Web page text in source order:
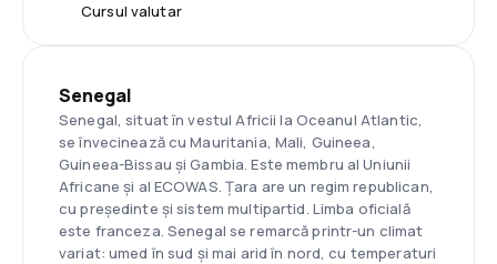
Cursul valutar
Senegal
Senegal, situat în vestul Africii la Oceanul Atlantic,
se învecinează cu Mauritania, Mali, Guineea,
Guineea-Bissau și Gambia. Este membru al Uniunii
Africane și al ECOWAS. Țara are un regim republican,
cu președinte și sistem multipartid. Limba oficială
este franceza. Senegal se remarcă printr-un climat
variat: umed în sud și mai arid în nord, cu temperaturi